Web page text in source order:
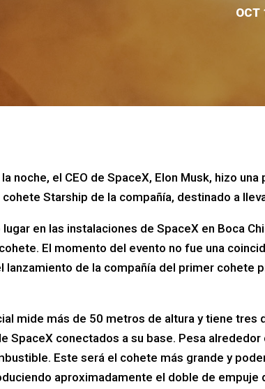
OCT
noche, el CEO de SpaceX, Elon Musk, hizo
Starship de la compañía, destinado a
lugar en las instalaciones de SpaceX en Boca
El momento del evento no fue una
lanzamiento de la compañía del primer cohete
mide más de 50 metros de altura y tiene tres
SpaceX conectados a su base. Pesa
Este será el cohete más grande y
aproximadamente el doble de empuje